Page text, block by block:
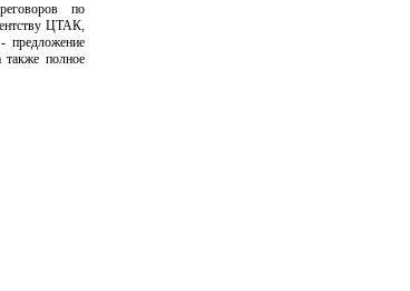
по
ЦТАК,
предложение
также полное